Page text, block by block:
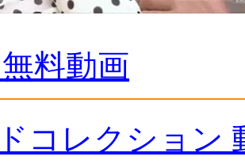
料動画
コレクション